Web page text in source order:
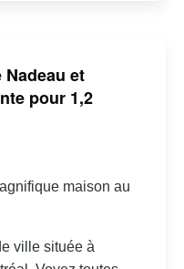
et
pour 1,2
maison au
ville située à